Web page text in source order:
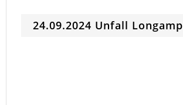
24.09.2024 Unfall Longamp